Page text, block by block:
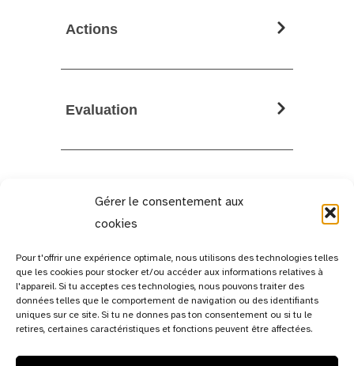
Gérer le consentement aux
cookies
Pour t'offrir une expérience optimale, nous utilisons des technologies telles
que les cookies pour stocker et/ou accéder aux informations relatives à
l'appareil. Si tu acceptes ces technologies, nous pouvons traiter des
données telles que le comportement de navigation ou des identifiants
uniques sur ce site. Si tu ne donnes pas ton consentement ou si tu le
retires, certaines caractéristiques et fonctions peuvent être affectées.
Actions
Evaluation